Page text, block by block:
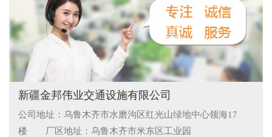
新疆金邦伟业交通设施有限公司
公司地址：乌鲁木齐市水磨沟区红光山绿地中心领海17
楼 厂区地址：乌鲁木齐市米东区工业园
怎么在新疆护栏厂家里购买到好的热镀锌管围栏——新疆金
邦护栏告诉您
● 乌鲁木齐铁艺围栏哪家有，金邦伟业交通设施有限公司供应
专业的新疆铁艺围栏
阿拉尔市安装新款黄金绿化带护栏
护栏在我们生活中的作用
你不知道的候车厅安装注意事项